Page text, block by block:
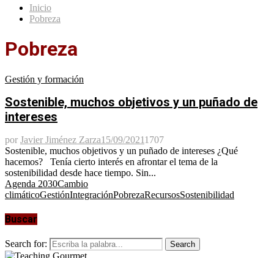
Inicio
Pobreza
Pobreza
Gestión y formación
Sostenible, muchos objetivos y un puñado de
intereses
por Javier Jiménez Zarza15/09/20211707
Sostenible, muchos objetivos y un puñado de intereses ¿Qué
hacemos? Tenía cierto interés en afrontar el tema de la
sostenibilidad desde hace tiempo. Sin...
Agenda 2030Cambio
climáticoGestiónIntegraciónPobrezaRecursosSostenibilidad
Buscar
Search for: Search